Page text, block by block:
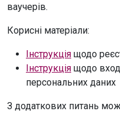
ваучерів.
Корисні матеріали:
Інструкція щодо
Інструкція щодо
персональних даних
З додаткових питань